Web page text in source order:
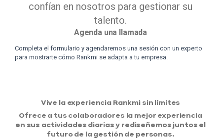
confían en nosotros para gestionar su
talento.
Agenda una llamada
Completa el formulario y agendaremos una sesión con un experto
para mostrarte cómo Rankmi se adapta a tu empresa.
Vive la experiencia Rankmi sin límites
Ofrece a tus colaboradores la mejor experiencia
en sus actividades diarias y rediseñemos juntos el
futuro de la gestión de personas.